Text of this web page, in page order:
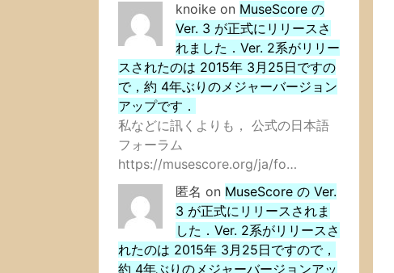
knoike on MuseScore の
Ver. 3 が正式にリリースさ
れました．Ver. 2系がリリー
スされたのは 2015年 3月25日ですの
で，約 4年ぶりのメジャーバージョン
アップです．
私などに訊くよりも， 公式の日本語
フォーラム
https://musescore.org/ja/fo…
匿名 on MuseScore の Ver.
3 が正式にリリースされま
した．Ver. 2系がリリースさ
れたのは 2015年 3月25日ですので，
約 4年ぶりのメジャーバージョンアッ